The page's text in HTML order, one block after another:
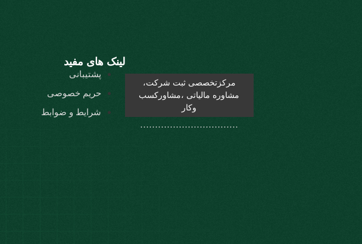
مرکزتخصصی ثبت شرکت،
مشاوره مالیاتی ،مشاورکسب
وکار
……………………………
لینک های مفید
پشتیبانی
حریم خصوصی
شرایط و ضوابط